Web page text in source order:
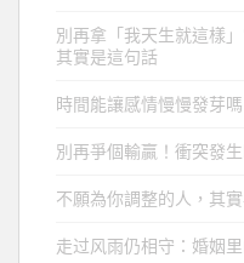
別再拿「我天生就這樣
其實是這句話
時間能讓感情慢慢發芽
別再爭個輸贏！衝突發
不願為你調整的人，其
走过风雨仍相守：婚姻